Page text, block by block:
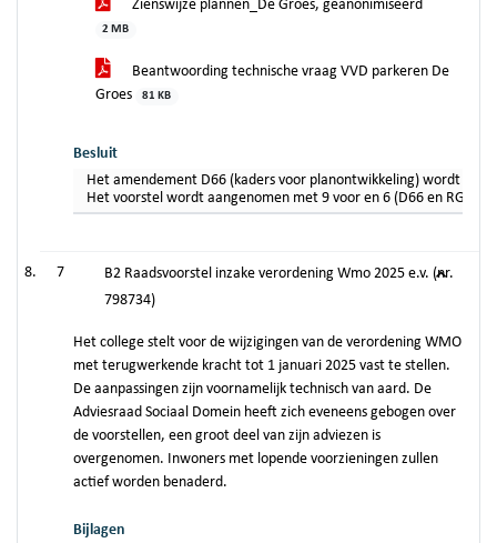
Zienswijze plannen_De Groes, geanonimiseerd
2 MB
Beantwoording technische vraag VVD parkeren De
Groes
81 KB
Besluit
Het amendement D66 (kaders voor planontwikkeling) wordt
Het voorstel wordt aangenomen met 9 voor en 6 (D66 en RGL)
7
B2 Raadsvoorstel inzake verordening Wmo 2025 e.v. (nr.
798734)
Het college stelt voor de wijzigingen van de verordening WMO
met terugwerkende kracht tot 1 januari 2025 vast te stellen.
De aanpassingen zijn voornamelijk technisch van aard. De
Adviesraad Sociaal Domein heeft zich eveneens gebogen over
de voorstellen, een groot deel van zijn adviezen is
overgenomen. Inwoners met lopende voorzieningen zullen
actief worden benaderd.
Bijlagen